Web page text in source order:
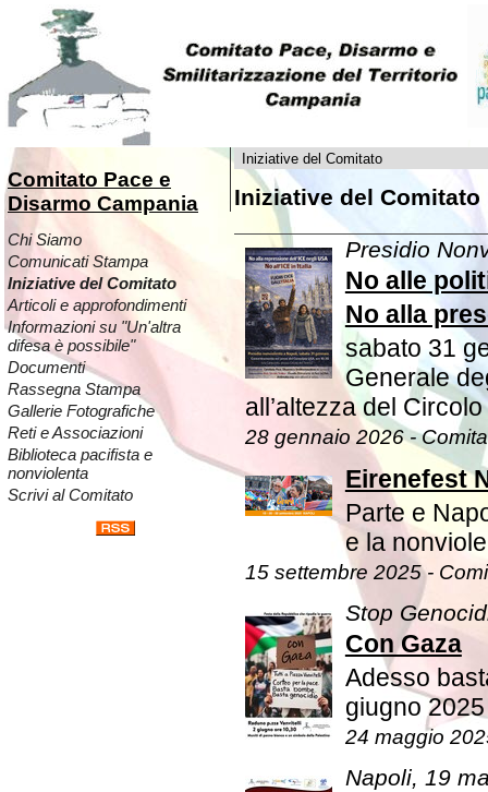
Comitato Pace e
Disarmo Campania
Chi Siamo
Comunicati Stampa
Iniziative del Comitato
Articoli e approfondimenti
Informazioni su "Un'altra
difesa è possibile"
Documenti
Rassegna Stampa
Gallerie Fotografiche
Reti e Associazioni
Biblioteca pacifista e
nonviolenta
Scrivi al Comitato
Iniziative del Comitato
Iniziative del Comitato
Presidio
No alle
No alla
sabato 31
Generale
all’altezza del
28 gennaio 2026 -
Eirenefest
Parte e
e la
15 settembre 2025 -
Stop
Con Gaza
Adesso
giugno
24 maggio
Napoli, 19